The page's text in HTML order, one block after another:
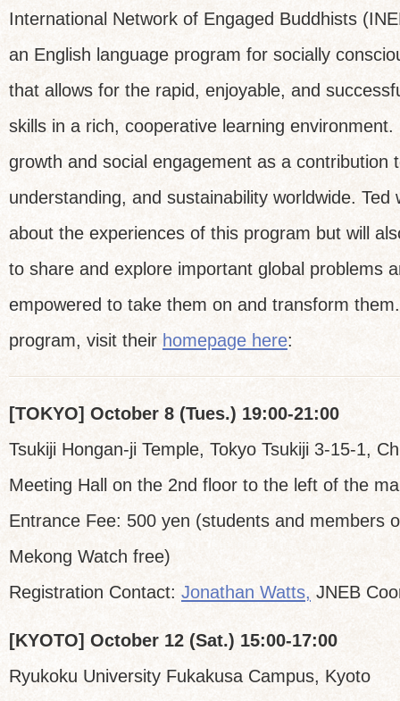
International Network of Engaged Buddhists
an English language program for socially
that allows for the rapid, enjoyable, and
skills in a rich, cooperative learning
growth and social engagement as a contribution
understanding, and sustainability worldwide. Ted
about the experiences of this program but will
to share and explore important global problems
empowered to take them on and transform
program, visit their homepage here:
[TOKYO] October 8 (Tues.) 19:00-21:00
Tsukiji Hongan-ji Temple, Tokyo Tsukiji 3-15-1,
Meeting Hall on the 2nd floor to the left of the
Entrance Fee: 500 yen (students and members
Mekong Watch free)
Registration Contact: Jonathan Watts, JNEB
[KYOTO] October 12 (Sat.) 15:00-17:00
Ryukoku University Fukakusa Campus, Kyoto